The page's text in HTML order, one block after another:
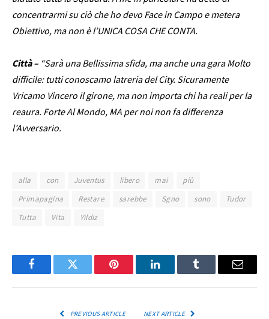
concentrarmi su ciò che ho devo Face in Campo e metera
Obiettivo, ma non è l’UNICA COSA CHE CONTA.
Città – “Sarà una Bellissima sfida, ma anche una gara Molto
difficile: tutti conoscamo latreria del City. Sicuramente
Vricamo Vincero il girone, ma non importa chi ha reali per la
reaura. Forte Al Mondo, MA per noi non fa differenza
l’Avversario.
alla con Juventus libero mai
più
Primapagina
Restare sarebbe Sgno sono
Tudor
Tutta
Vita Yildiz
FacebookTwitter Pinterest LinkedInTumblr Email
PREVIOUS ARTICLE NEXT ARTICLE